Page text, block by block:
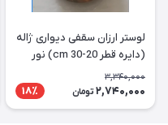
لوستر ارزان سقفی دیواری ژاله
(دایره قطر 20-30 cm) نور
دوبل
3,340,000
2,740,000 تومان 18٪